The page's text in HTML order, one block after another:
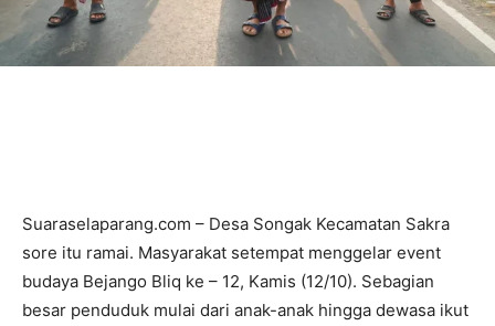
Suaraselaparang.com – Desa Songak Kecamatan Sakra
sore itu ramai. Masyarakat setempat menggelar event
budaya Bejango Bliq ke – 12, Kamis (12/10). Sebagian
besar penduduk mulai dari anak-anak hingga dewasa ikut